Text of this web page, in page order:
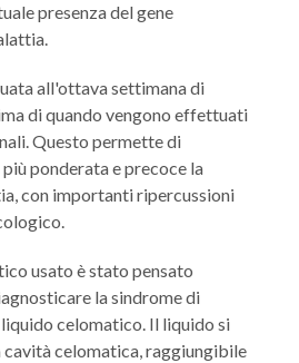
presenza del gene
all'ottava settimana di
di quando vengono effettuati
Questo permette di
ponderata e precoce la
con importanti ripercussioni
usato è stato pensato
la sindrome di
celomatico. Il liquido si
celomatica, raggiungibile